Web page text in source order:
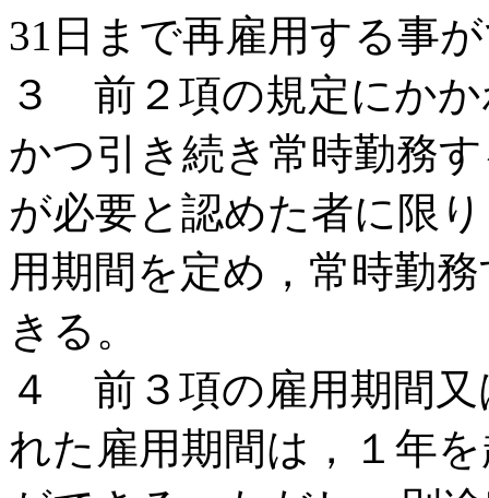
31日まで再雇用する事
３ 前２項の規定にか
かつ引き続き常時勤務
が必要と認めた者に限
用期間を定め，常時勤
きる。
４ 前３項の雇用期間
れた雇用期間は，１年